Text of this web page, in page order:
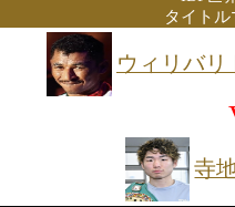
投票の途
特集ペー